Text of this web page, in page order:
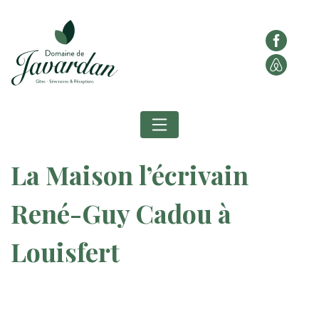
La Maison l’écrivain
René-Guy Cadou à
Louisfert